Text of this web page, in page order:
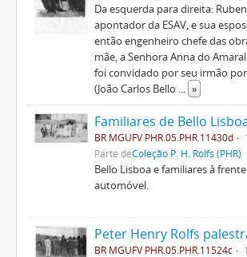
Da esquerda para direita:
apontador da ESAV, e sua
então engenheiro chefe das
mãe, a Senhora Anna do
foi convidado por seu irmão
(João Carlos Bello
»
Familiares de Bello
BR MGUFV PHR.05.PHR.11430d
Parte deColeção P. H. Rolfs (PHR)
Bello Lisboa e familiares à
automóvel.
BR MGUFV PHR.05.PHR.11524c